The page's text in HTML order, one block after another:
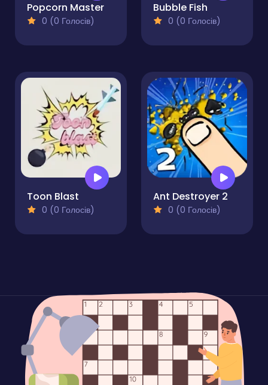
Popcorn Master
0 (0 Голосів)
Bubble Fish
0 (0 Голосів)
Toon Blast
0 (0 Голосів)
Ant Destroyer 2
0 (0 Голосів)